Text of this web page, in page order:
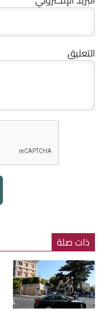
التعليق
ذات صلة